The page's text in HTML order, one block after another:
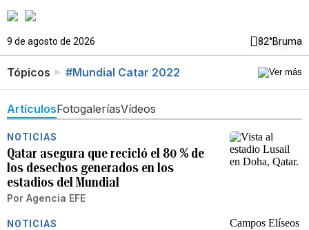
9 de agosto de 2026 82°Bruma
Tópicos #Mundial Catar 2022
ArtículosFotogaleríasVídeos
NOTICIAS
Qatar asegura que recicló el 80 % de
los desechos generados en los
estadios del Mundial
Por Agencia EFE
NOTICIAS